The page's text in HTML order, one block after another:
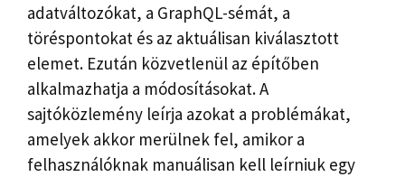
adatváltozókat, a GraphQL-sémát, a
töréspontokat és az aktuálisan kiválasztott
elemet. Ezután közvetlenül az építőben
alkalmazhatja a módosításokat. A
sajtóközlemény leírja azokat a problémákat,
amelyek akkor merülnek fel, amikor a
felhasználóknak manuálisan kell leírniuk egy